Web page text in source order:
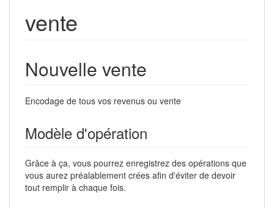
vente
Nouvelle vente
Encodage de tous vos revenus ou vente
Modèle d'opération
Grâce à ça, vous pourrez enregistrez des opérations que
vous aurez préalablement crées afin d'éviter de devoir
tout remplir à chaque fois.